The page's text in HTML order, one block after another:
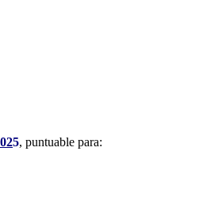
5, puntuable para: